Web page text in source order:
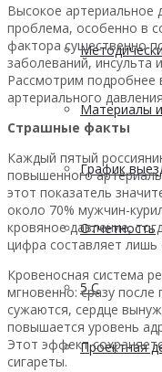
Материалы
График
Отчетность
5 С
Проектная
Высокое артериальное
проблема, особенно в
фактора существенно
заболеваний, инсульта
Рассмотрим подробнее
артериального
Страшные факты
Каждый пятый
повышенного
этот показатель
около 70% мужчин-
кровяное давление,
цифра составляет лишь
Кровеносная система
мгновенно: сразу
сужаются, сердце
повышается уровень
Этот эффект
сигареты.